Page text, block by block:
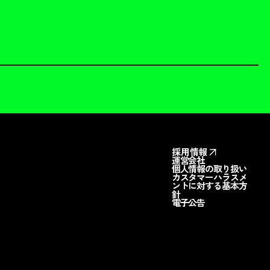
採用情報
運営会社
個人情報の取り扱い
カスタマーハラスメ
ントに対する基本方
針
電子公告